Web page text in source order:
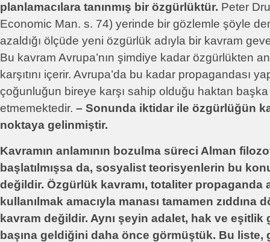
planlamacılara tanınmış bir özgürlüktür. Peter
Economic Man. s. 74) yerinde bir gözlemle şöyle
azaldığı ölçüde yeni özgürlük adıyla bir kavram
Bu kavram Avrupa’nın şimdiye kadar özgürlükten
karşıtını içerir. Avrupa’da bu kadar propagandası
çoğunluğun bireye karşı sahip olduğu haktan
etmemektedir. – Sonunda iktidar ile özgürlüğün
noktaya gelinmiştir.
Kavramın anlamının bozulma süreci Alman
başlatılmışsa da, sosyalist teorisyenlerin bu
değildir. Özgürlük kavramı, totaliter propaganda
kullanılmak amacıyla manası tamamen zıddına
kavram değildir. Aynı şeyin adalet, hak ve eşitlik
başına geldiğini daha önce görmüştük. Bu liste,